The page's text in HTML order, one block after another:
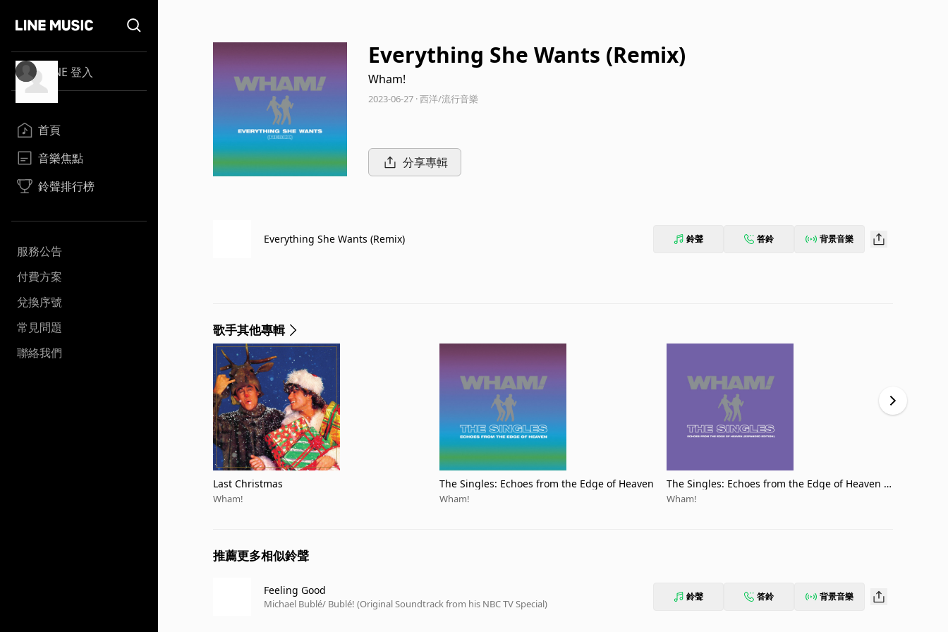
LINE 登入
首頁
音樂焦點
鈴聲排行榜
服務公告
付費方案
兌換序號
常見問題
聯絡我們
Everything She Wants (Remix)
Wham!
2023-06-27 · 西洋/流行音樂
分享專輯
Everything She Wants (Remix) 鈴聲 答鈴 背景音樂
歌手其他專輯
Last Christmas
Wham!
The Singles: Echoes from the Edge of Heaven
Wham!
The Singles: Echoes from the Edge of Heaven (E
xpanded)
Wham!
推薦更多相似鈴聲
Feeling Good
Michael Bublé/ Bublé! (Original Soundtrack from his NBC TV Special)
鈴聲 答鈴 背景音樂